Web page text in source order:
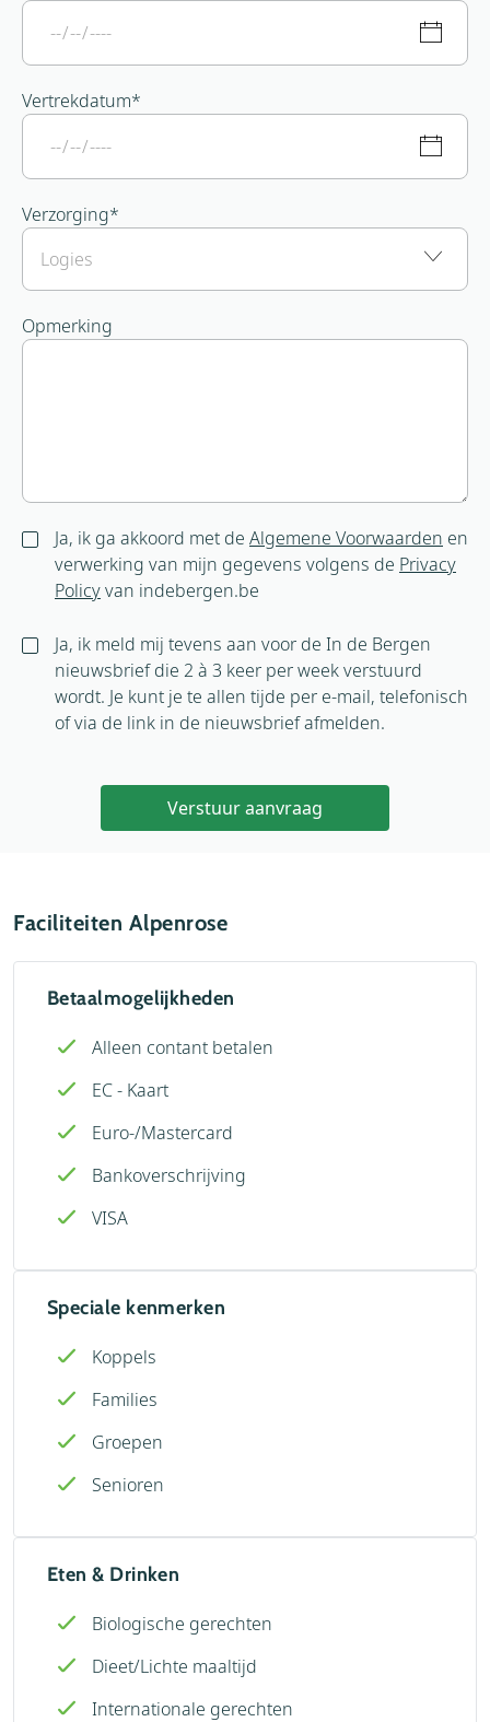
Vertrekdatum*
Verzorging*
Opmerking
Ja, ik ga akkoord met de Algemene Voorwaarden en
verwerking van mijn gegevens volgens de Privacy
Policyvan indebergen.be
Ja, ik meld mij tevens aan voor de In de Bergen
nieuwsbrief die 2 à 3 keer per week verstuurd
wordt. Je kunt je te allen tijde per e-mail, telefonisch
of via de link in de nieuwsbrief afmelden.
Verstuur aanvraag
Faciliteiten Alpenrose
Betaalmogelijkheden
Alleen contant betalen
EC - Kaart
Euro-/Mastercard
Bankoverschrijving
VISA
Speciale kenmerken
Koppels
Families
Groepen
Senioren
Eten & Drinken
Biologische gerechten
Dieet/Lichte maaltijd
Internationale gerechten